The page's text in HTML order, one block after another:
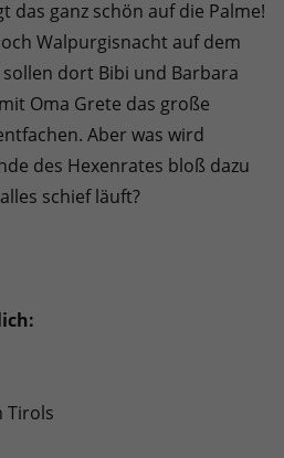
das ganz schön auf die Palme!
Walpurgisnacht auf dem
sollen dort Bibi und Barbara
Oma Grete das große
Aber was wird
des Hexenrates bloß dazu
schief läuft?
Tirols